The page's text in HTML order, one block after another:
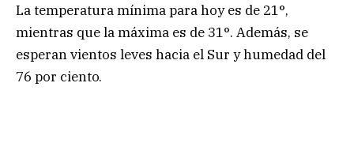
La temperatura mínima para hoy es de 21°,
mientras que la máxima es de 31°. Además, se
esperan vientos leves hacia el Sur y humedad del
76 por ciento.